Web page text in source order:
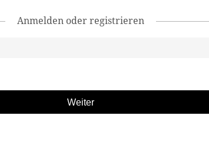
Anmelden oder registrieren